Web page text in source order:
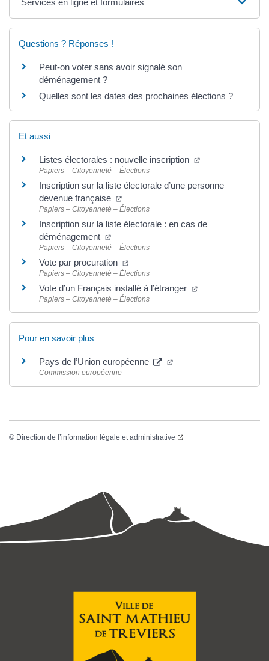
Questions ? Réponses !
Peut-on voter sans avoir signalé son
déménagement ?
Quelles sont les dates des prochaines élections ?
Et aussi
Listes électorales : nouvelle inscription
Papiers – Citoyenneté – Élections
Inscription sur la liste électorale d’une personne
devenue française
Papiers – Citoyenneté – Élections
Inscription sur la liste électorale : en cas de
déménagement
Papiers – Citoyenneté – Élections
Vote par procuration
Papiers – Citoyenneté – Élections
Vote d’un Français installé à l’étranger
Papiers – Citoyenneté – Élections
Pour en savoir plus
Pays de l’Union européenne
Commission européenne
© Direction de l’information légale et administrative